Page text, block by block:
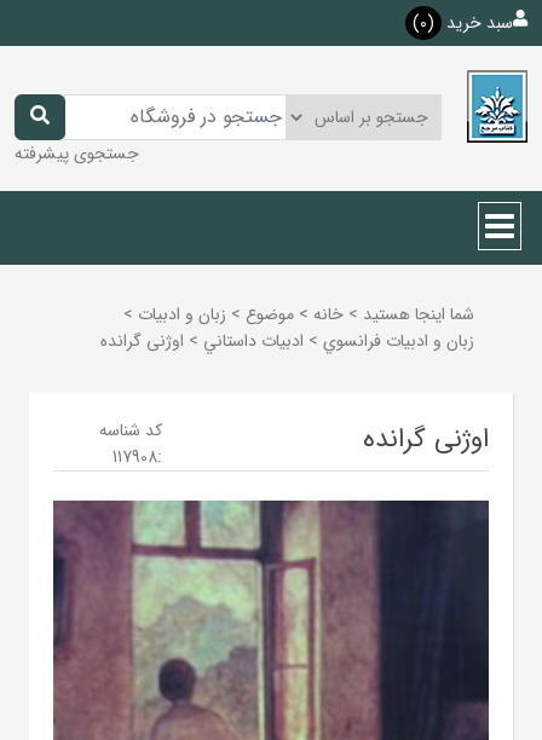
سبد خرید (0)
جستجوی پیشرفته
شما اینجا هستید > خانه > موضوع > زبان و ادبيات >
زبان و ادبيات فرانسوي > ادبيات داستاني > اوژنی گرانده
اوژنی گرانده
کد شناسه
:
117908